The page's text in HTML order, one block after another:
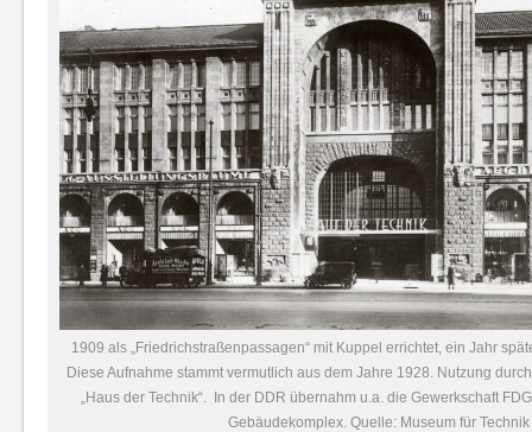
1909 als „Friedrichstraßenpassagen“ mit Kuppel errichtet, ein Jahr
Diese Aufnahme stammt vermutlich aus dem Jahre 1928. Nutzung
„Haus der Technik“. In der DDR übernahm u.a. die Gewerkschaft
Gebäudekomplex. Quelle: Museum für Technik